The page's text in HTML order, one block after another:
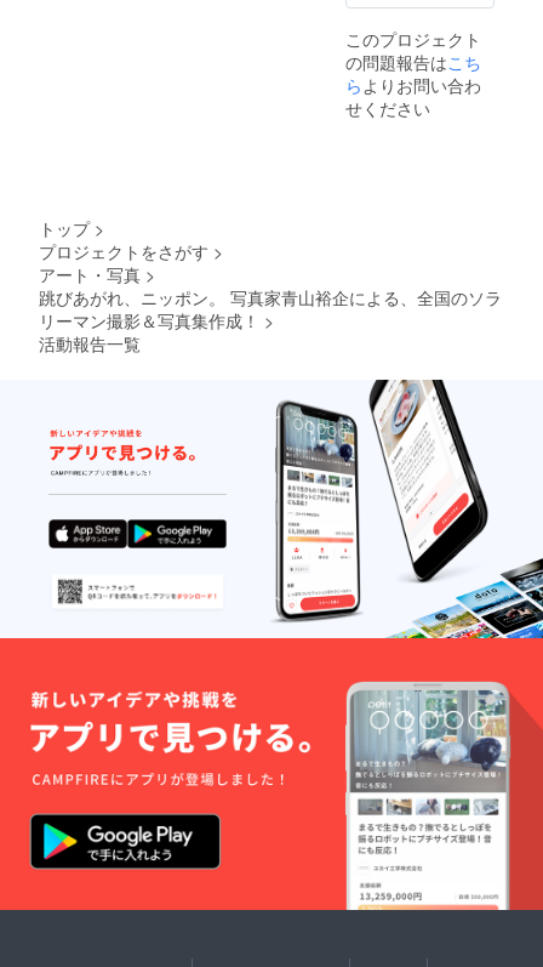
このプロジェクト
の問題報告はこち
ら よりお問い合わ
せください
トップ >
プロジェクトをさがす >
アート・写真 >
跳びあがれ、ニッポン。 写真家青山裕企による、全国のソラ
リーマン撮影＆写真集作成！ >
活動報告一覧